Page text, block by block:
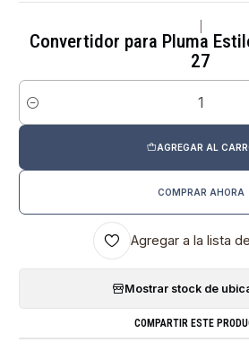
Convertidor para Pluma
27
Cantidad
AGREGAR AL
COMPRAR AHORA
Agregar a la lista
Mostrar stock de
COMPARTIR ESTE